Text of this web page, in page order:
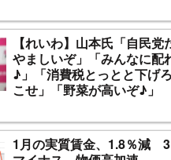
【れいわ】山本氏「自民党
やましいぞ」「みんなに配
♪」「消費税とっとと下げ
こせ」「野菜が高いぞ♪」
1月の実質賃金、1.8％減 3